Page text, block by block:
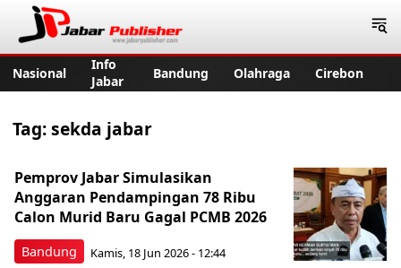
Nasional
Info
Jabar
Bandung Olahraga Cirebon
Tag:sekda jabar
Bandung
Pemprov Jabar Simulasikan
Anggaran Pendampingan 78 Ribu
Calon Murid Baru Gagal PCMB 2026
Kamis, 18 Jun 2026 - 12:44